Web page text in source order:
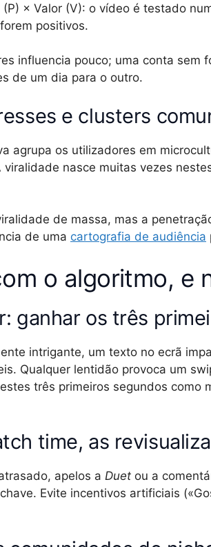
× Valor (V): o vídeo é testado
positivos.
influencia pouco; uma conta sem
de um dia para o outro.
e clusters
agrupa os utilizadores em
nasce muitas vezes
de massa, mas a
de uma cartografia de audiência
o algoritmo, e
ganhar os três
intrigante, um texto no ecrã
Qualquer lentidão provoca um
três primeiros segundos como
time, as
apelos a Duet ou a
Evite incentivos artificiais